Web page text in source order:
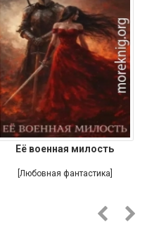
Её военная милость
[Любовная фантастика]